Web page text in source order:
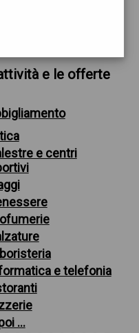
e le offerte
e centri
e telefonia
...